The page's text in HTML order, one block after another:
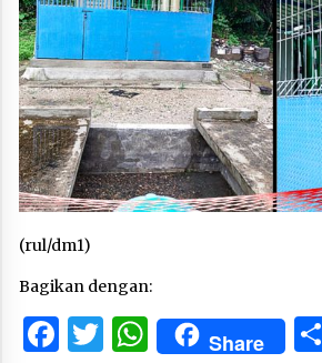
(rul/dm1)
Bagikan dengan:
Facebook
Twitter
WhatsApp
Share